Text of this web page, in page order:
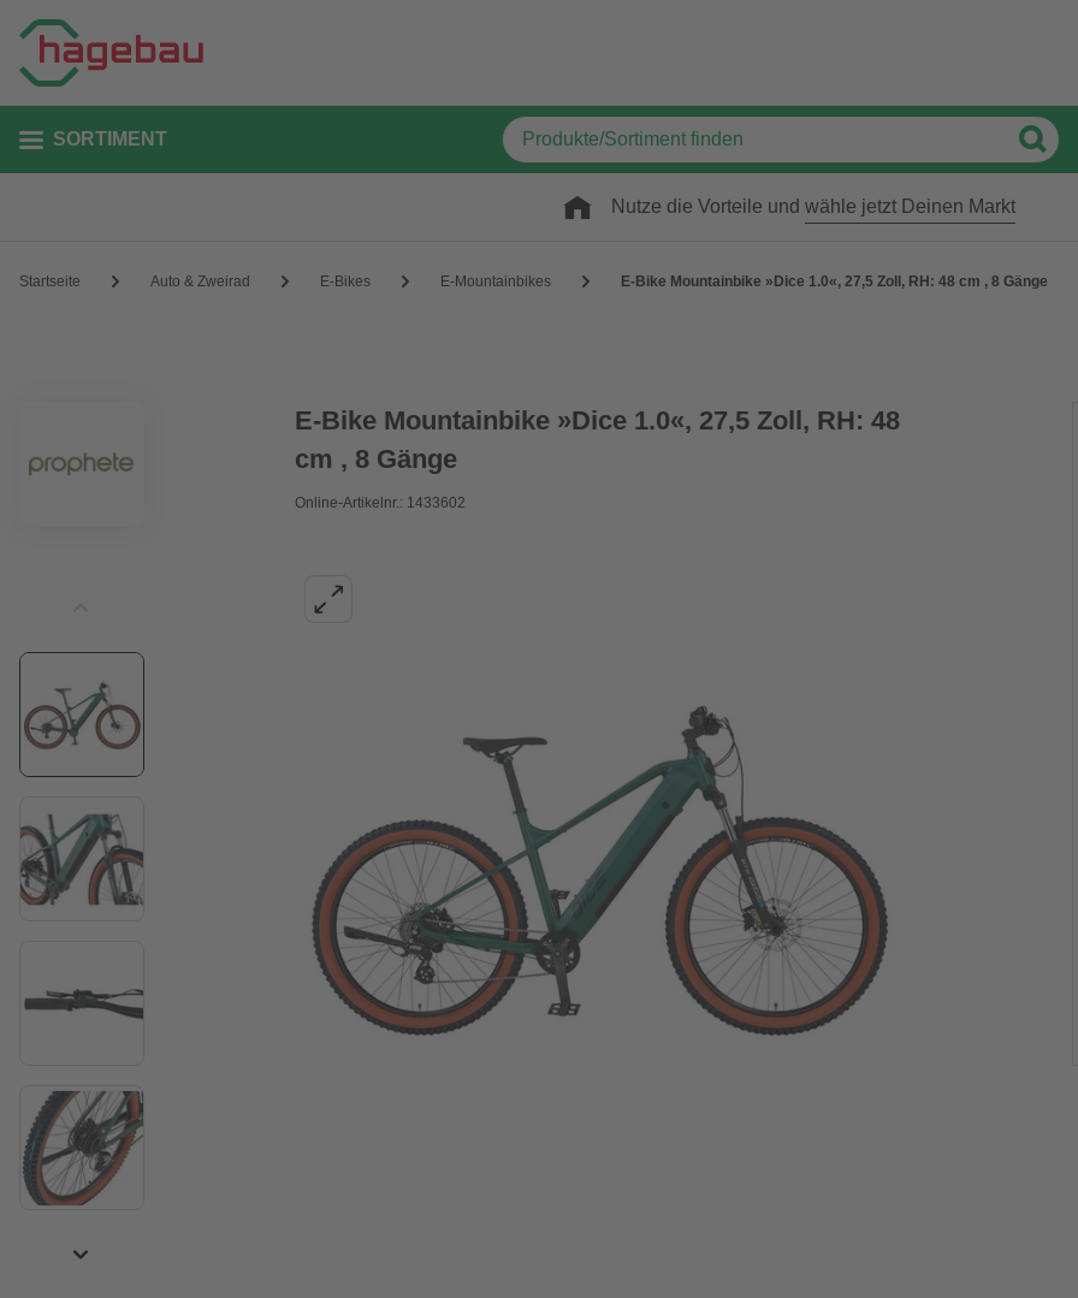
SORTIMENT
Nutze die Vorteile und wähle jetzt Deinen Markt
Startseite Auto & Zweirad E-Bikes E-Mountainbikes E-Bike Mountainbike »Dice 1.0«, 27,5 Zoll, RH: 48 cm , 8 Gänge
E-Bike Mountainbike »Dice 1.0«, 27,5 Zoll, RH: 48
cm , 8 Gänge
Online-Artikelnr.: 1433602